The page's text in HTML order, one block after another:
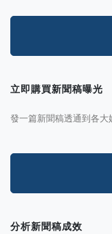
立即購買新聞稿曝光
發一篇新聞稿透通到各大
分析新聞稿成效